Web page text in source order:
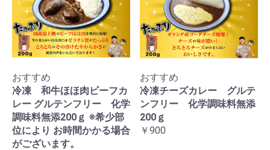
おすすめ
冷凍 和牛ほほ肉ビーフカ
レー グルテンフリー 化学
調味料無添200ｇ ※希少部
位により お時間かかる場合
がございます。
おすすめ
冷凍チーズカレー グルテ
ンフリー 化学調味料無添
200ｇ
￥900